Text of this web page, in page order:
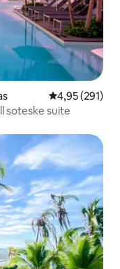
Povprečna
4,95 (291)
soteske suite